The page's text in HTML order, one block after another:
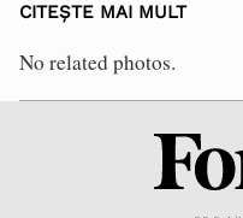
CITEȘTE MAI MULT
No related photos.